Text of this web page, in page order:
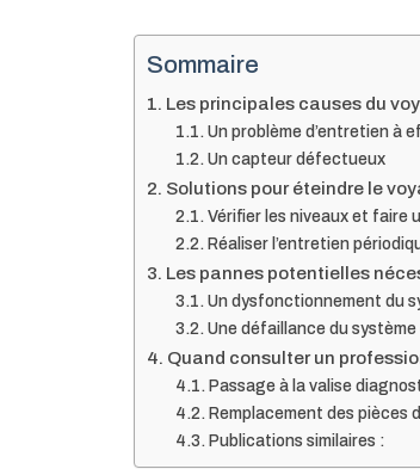
Sommaire
Les principales causes du
Un problème d’entretien à
Un capteur défectueux
Solutions pour éteindre le
Vérifier les niveaux et faire
Réaliser l’entretien
Les pannes potentielles
Un dysfonctionnement du
Une défaillance du
Quand consulter un
Passage à la valise
Remplacement des pièces
Publications similaires :